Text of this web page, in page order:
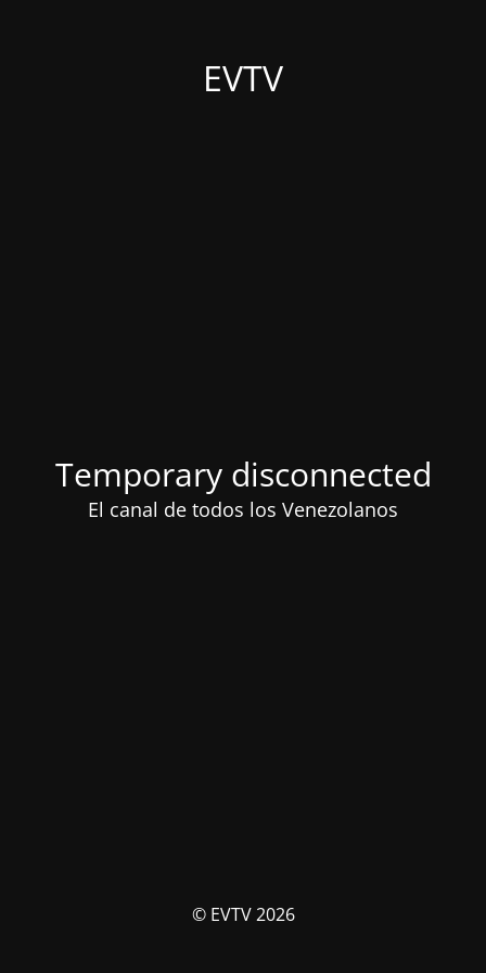
EVTV
Temporary disconnected
El canal de todos los Venezolanos
© EVTV 2026